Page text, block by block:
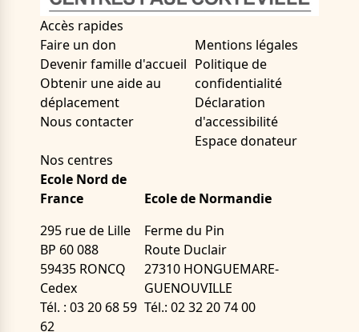
Accès rapides
Faire un don
Devenir famille d'accueil
Obtenir une aide au
déplacement
Nous contacter
Mentions légales
Politique de
confidentialité
Déclaration
d'accessibilité
Espace donateur
Nos centres
Ecole Nord de
France
295 rue de Lille
BP 60 088
59435 RONCQ
Cedex
Tél. : 03 20 68 59
62
Ecole de Normandie
Ferme du Pin
Route Duclair
27310 HONGUEMARE-
GUENOUVILLE
Tél.: 02 32 20 74 00